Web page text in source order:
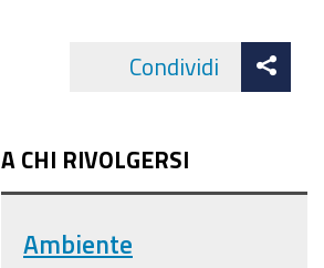
Condividi
A CHI RIVOLGERSI
Ambiente